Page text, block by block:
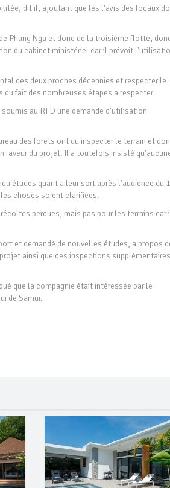
dit il, ajoutant que les l'avis des locaux
Phang Nga et donc de la troisième flotte,
du cabinet ministériel car il prévoit
des deux proches décennies et respecter le
fait des nombreuses étapes a respecter.
au RFD une demande d'utilisation
des forets ont du inspecter le terrain et
du projet. Il a toutefois insisté
quant a leur sort après l'audience du
les choses soient clarifiées.
perdues, mais pas pour les terrains car
et demandé de nouvelles études, a propos
ainsi que des inspections
que la compagnie était intéressée par le
de Samui.